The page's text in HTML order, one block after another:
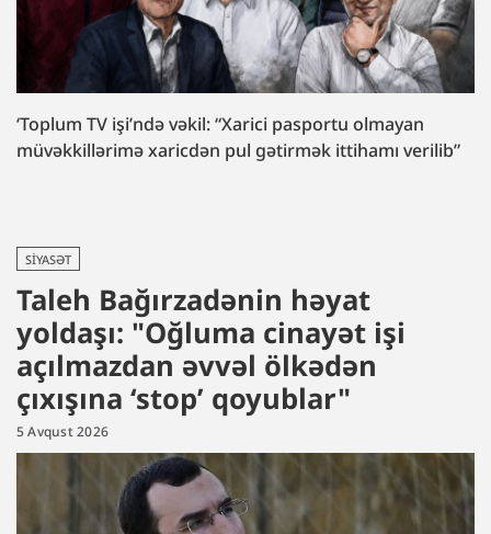
‘Toplum TV işi’ndə vəkil: “Xarici pasportu olmayan
müvəkkillərimə xaricdən pul gətirmək ittihamı verilib”
SIYASƏT
Taleh Bağırzadənin həyat
yoldaşı: "Oğluma cinayət işi
açılmazdan əvvəl ölkədən
çıxışına ‘stop’ qoyublar"
5 Avqust 2026